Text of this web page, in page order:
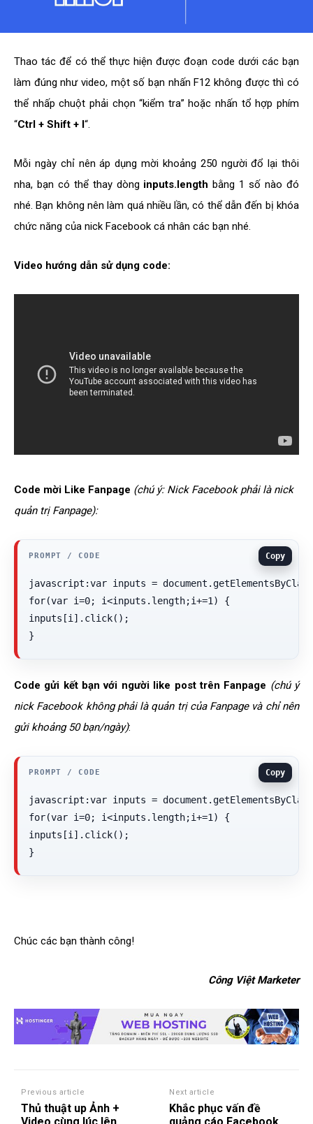
Thao tác để có thể thực hiện được đoạn code dưới các bạn
làm đúng như video, một số bạn nhấn F12 không được thì có
thể nhấp chuột phải chọn “kiểm tra” hoặc nhấn tổ hợp phím
“Ctrl + Shift + I“.
Mỗi ngày chỉ nên áp dụng mời khoảng 250 người đổ lại thôi
nha, bạn có thể thay dòng inputs.length bằng 1 số nào đó
nhé. Bạn không nên làm quá nhiều lần, có thể dẫn đến bị khóa
chức năng của nick Facebook cá nhân các bạn nhé.
Video hướng dẫn sử dụng code:
Code mời Like Fanpage (chú ý: Nick Facebook phải là nick
quản trị Fanpage):
javascript:var inputs =
for(var i=0; i<inputs.length;i+=1) {
inputs[i].click();
}
Copy
Code gửi kết bạn với người like post trên Fanpage (chú ý
nick Facebook không phải là quản trị của Fanpage và chỉ nên
gửi khoảng 50 bạn/ngày):
javascript:var inputs =
for(var i=0; i<inputs.length;i+=1) {
inputs[i].click();
}
Copy
Chúc các bạn thành công!
Công Việt Marketer
Previous article
Thủ thuật up Ảnh +
Next article
Khắc phục vấn đề